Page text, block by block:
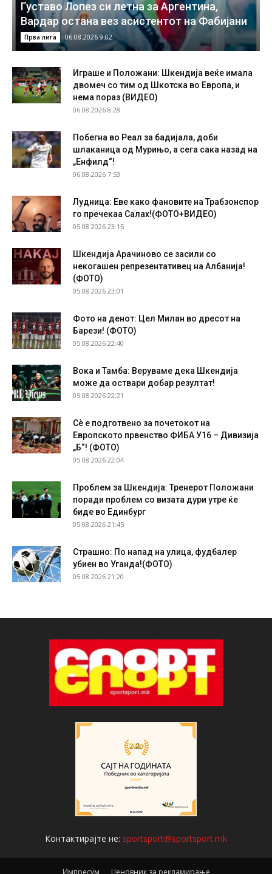
Густаво Лопез си летна за Аргентина,
Вардар остана вез асистентот на Фабијани
Прва лига 06.08.2026 9:02
Играше и Положани: Шкендија веќе имала
двомеч со тим од Шкотска во Европа, и
нема пораз (ВИДЕО)
06.08.2026 8:28
Побегна во Реал за бадијала, доби
шлаканица од Мурињо, а сега сака назад на
„Енфилд“!
06.08.2026 7:53
Лудница: Еве како фановите на Трабзонспор
го пречекаа Салах!(ФОТО+ВИДЕО)
05.08.2026 23:15
Шкендија Арачиново се засили со
некогашен репрезентативец на Албанија!
(ФОТО)
05.08.2026 23:01
Фото на денот: Цел Милан во дресот на
Барези! (ФОТО)
05.08.2026 22:40
Вока и Тамба: Веруваме дека Шкендија
може да оствари добар резултат!
05.08.2026 22:21
Сѐ е подготвено за почетокот на
Европското првенство ФИБА У16 – Дивизија
„Б“! (ФОТО)
05.08.2026 22:04
Проблем за Шкендија: Тренерот Положани
поради проблем со визата дури утре ќе
биде во Единбург
05.08.2026 21:45
Страшно: По напад на улица, фудбалер
убиен во Уганда!(ФОТО)
05.08.2026 21:20
Контактирајте не: sportsport@sportsport.mk